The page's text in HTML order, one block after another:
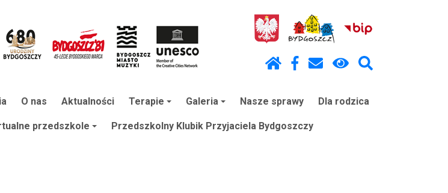
O nas Aktualności Terapie Galeria Nasze sprawy Dla rodzica
przedszkole Przedszkolny Klubik Przyjaciela Bydgoszczy